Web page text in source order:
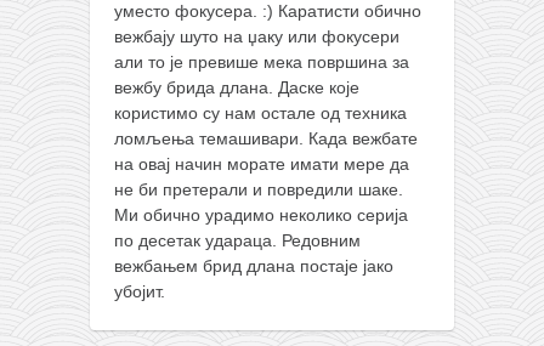
уместо фокусера. :) Каратисти обично
вежбају шуто на џаку или фокусери
али то је превише мека површина за
вежбу брида длана. Даске које
користимо су нам остале од техника
ломљења темашивари. Када вежбате
на овај начин морате имати мере да
не би претерали и повредили шаке.
Ми обично урадимо неколико серија
по десетак удараца. Редовним
вежбањем брид длана постаје јако
убојит.